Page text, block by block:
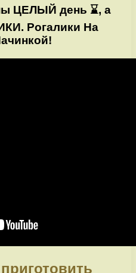
ЦЕЛЫЙ день ⌛, а
Рогалики На